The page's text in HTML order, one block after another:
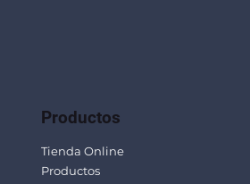
Productos
Tienda Online
Productos